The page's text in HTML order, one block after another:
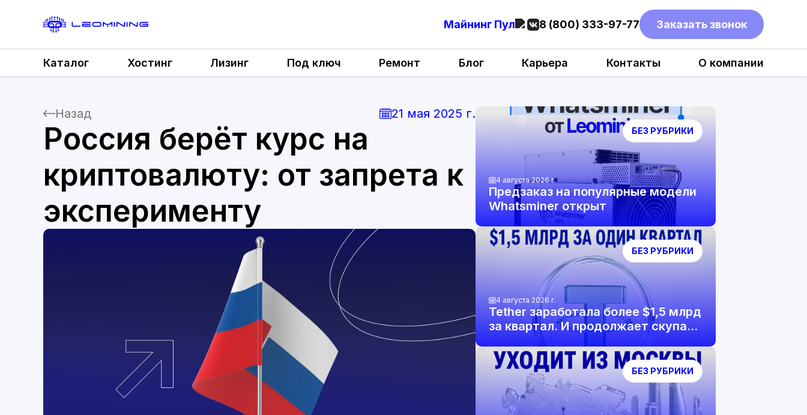
Майнинг Пул 8 (800) 333-97-77 Заказать звонок
Каталог Хостинг Лизинг Под ключ Ремонт Блог Карьера Контакты О компании
Назад 21 мая 2025 г.
Россия берёт курс на
криптовалюту: от запрета к
эксперименту
БЕЗ РУБРИКИ
4 августа 2026 г.
Предзаказ на популярные модели
Whatsminer открыт
БЕЗ РУБРИКИ
4 августа 2026 г.
Tether заработала более $1,5 млрд
за квартал. И продолжает скупать
золото и биткоин.
БЕЗ РУБРИКИ